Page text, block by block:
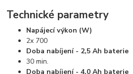
Technické parametry
Napájecí výkon (W)
2x 700
Doba nabíjení - 2,5 Ah baterie
30 min.
Doba nabíjení - 4,0 Ah baterie